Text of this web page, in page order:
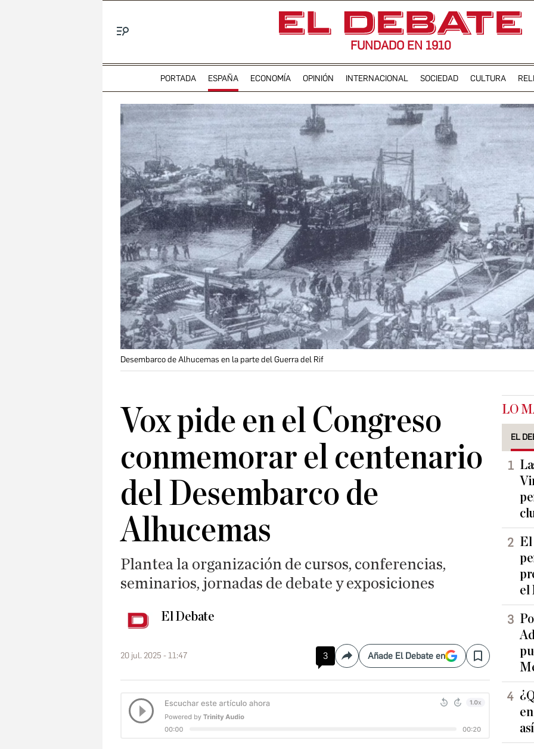
FUNDADO EN 1910
PORTADA ESPAÑA ECONOMÍA OPINIÓN INTERNACIONAL SOCIEDAD CULTURA
Desembarco de Alhucemas en la parte del Guerra del Rif
Vox pide en el Congreso
conmemorar el centenario
del Desembarco de
Alhucemas
Plantea la organización de cursos, conferencias,
seminarios, jornadas de debate y exposiciones
El Debate
20 jul. 2025 - 11:47 3 CompartirAñade El Debate en Save
LO
EL
El
el